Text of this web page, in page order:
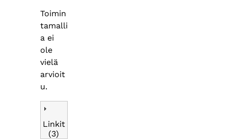
Toimin
tamalli
a ei
ole
vielä
arvioit
u.
Linkit
(3)